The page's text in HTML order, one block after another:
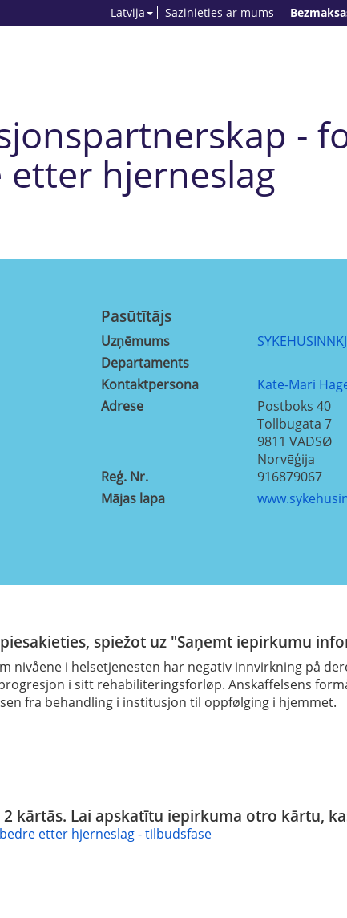
Sazinieties ar mums
Latvija
-
etter hjerneslag
Pasūtītājs
Uzņēmums
Departaments
Kontaktpersona
Kate-Mari
Adrese
Postboks 40
Tollbugata 7
9811 VADSØ
Norvēģija
Reģ. Nr.
916879067
Mājas lapa
spiežot uz "Saņemt iepirkumu
nivåene i helsetjenesten har negativ innvirkning på
i sitt rehabiliteringsforløp. Anskaffelsens
fra behandling i institusjon til oppfølging i hjemmet.
kārtās. Lai apskatītu iepirkuma otro kārtu,
etter hjerneslag - tilbudsfase